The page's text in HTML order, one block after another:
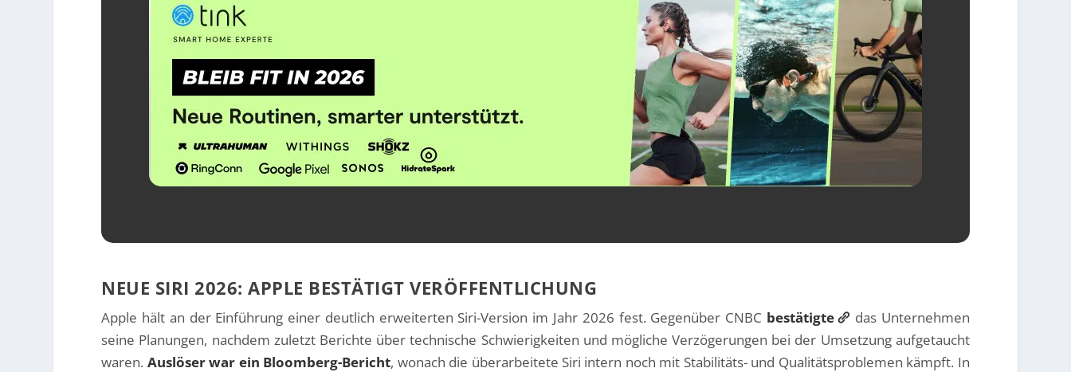
NEUE SIRI 2026: APPLE BESTÄTIGT VERÖFFENTLICHUNG
Apple hält an der Einführung einer deutlich erweiterten Siri-Version im Jahr 2026 fest. Gegenüber CNBC bestätigte
das Unternehmen
seine Planungen, nachdem zuletzt Berichte über technische Schwierigkeiten und mögliche Verzögerungen bei der Umsetzung aufgetaucht
waren. Auslöser war ein Bloomberg-Bericht, wonach die überarbeitete Siri intern noch mit Stabilitäts- und Qualitätsproblemen kämpft. In